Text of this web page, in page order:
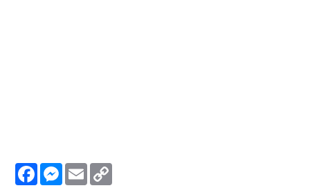
F
a
M
e
E
m